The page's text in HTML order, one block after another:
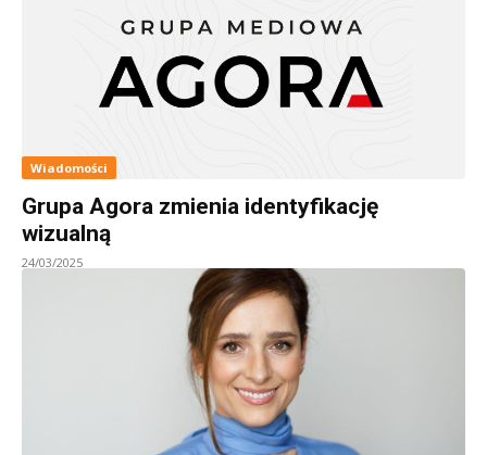
Wiadomości
Grupa Agora zmienia identyfikację
wizualną
24/03/2025